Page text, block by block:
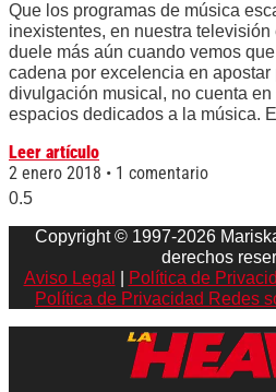
Que los programas de música
inexistentes, en nuestra
duele más aún cuando vemos
cadena por excelencia en apostar
divulgación musical, no cuenta
espacios dedicados a la música.
Leer artículo
2 enero 2018
1 comentario
Copyright © 1997-2026
derechos
Aviso Legal
Política de
Política de Privacidad Redes